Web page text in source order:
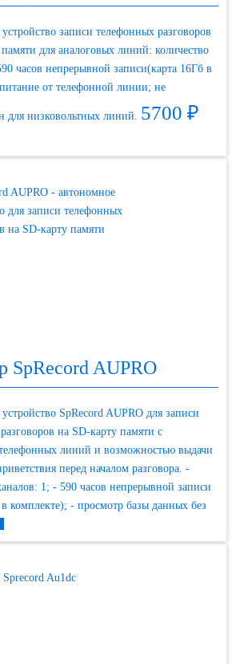
записи телефонных разговоров
для аналоговых линий: количество
часов непрерывной записи(карта 16Гб в
от телефонной линии; не
для низковольтных линий. 5700 ₽
SpRecord AUPRO
SpRecord AUPRO для записи
на SD-карту памяти с
линий и возможностью выдачи
перед началом разговора. -
1; - 590 часов непрерывной записи
комплекте); - просмотр базы данных без